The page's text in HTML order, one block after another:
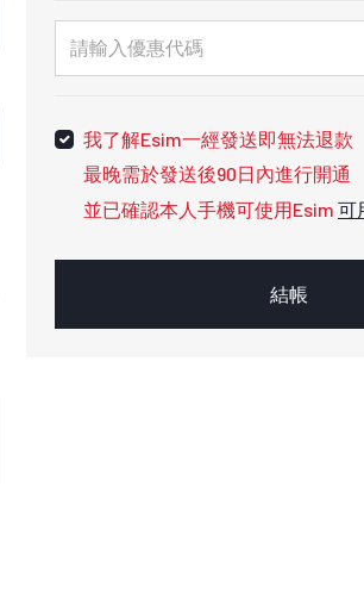
我了解Esim一經發送即無法退款
最晚需於發送後90日內進行開通
並已確認本人手機可使用Esim 可
結帳